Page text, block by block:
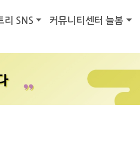
리 SNS 커뮤니티센터 늘봄